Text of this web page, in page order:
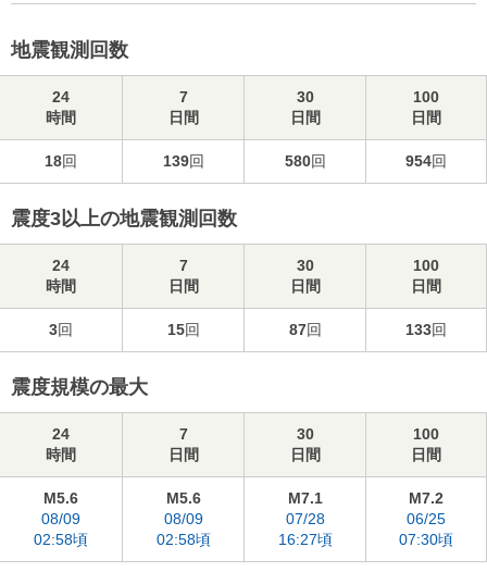
地震観測回数
24
時間
7
日間
30
日間
100
日間
18回 139回 580回 954回
震度3以上の地震観測回数
24
時間
7
日間
30
日間
100
日間
3回 15回 87回 133回
震度規模の最大
24
時間
7
日間
30
日間
100
日間
M5.6
08/09
02:58頃
M5.6
08/09
02:58頃
M7.1
07/28
16:27頃
M7.2
06/25
07:30頃